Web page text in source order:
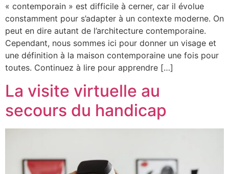
« contemporain » est difficile à cerner, car il évolue
constamment pour s’adapter à un contexte moderne. On
peut en dire autant de l’architecture contemporaine.
Cependant, nous sommes ici pour donner un visage et
une définition à la maison contemporaine une fois pour
toutes. Continuez à lire pour apprendre […]
La visite virtuelle au
secours du handicap